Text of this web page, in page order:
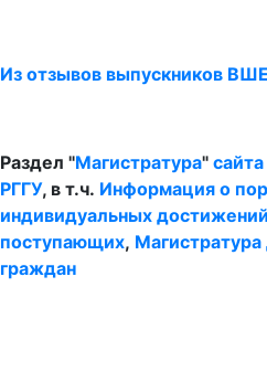
Из отзывов выпускников
Раздел "Магистратура"
РГГУ, в т.ч. Информация о
индивидуальных достижений
поступающих,
граждан